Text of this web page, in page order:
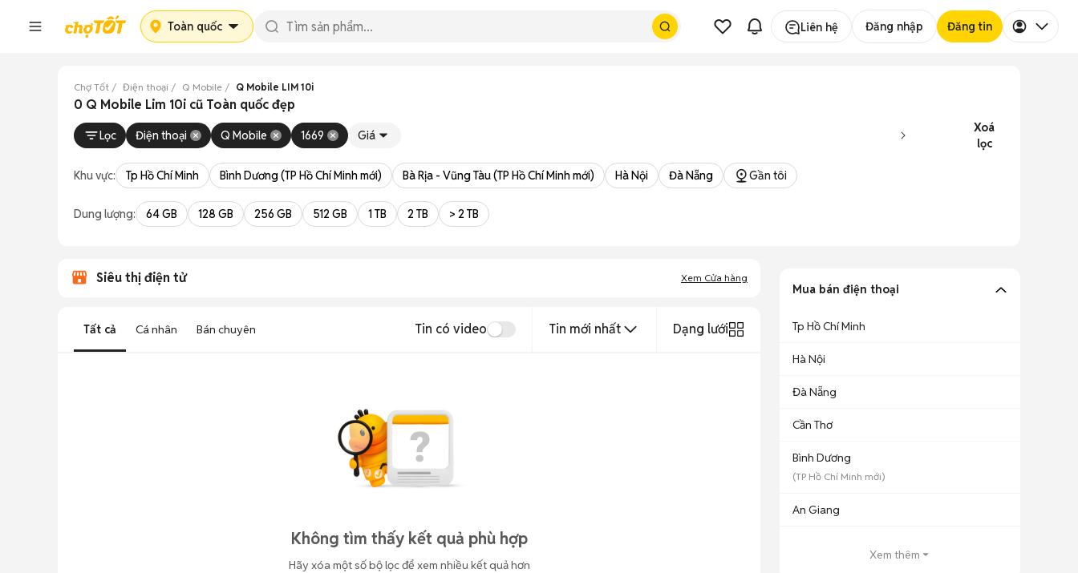
Toàn quốc Liên hệ Đăng nhập Đăng tin
Chợ Tốt Điện thoại Q Mobile Q Mobile LIM 10i
0 Q Mobile Lim 10i cũ Toàn quốc đẹp
Lọc Điện thoại Q Mobile 1669 Giá
Xoá
lọc
Khu vực: Tp Hồ Chí Minh Bình Dương (TP Hồ Chí Minh mới) Bà Rịa - Vũng Tàu (TP Hồ Chí Minh mới) Hà Nội Đà Nẵng Gần tôi
Dung lượng: 64 GB 128 GB 256 GB 512 GB 1 TB 2 TB > 2 TB
Siêu thị điện tử Xem Cửa hàng
Tất cả Cá nhân Bán chuyên Tin có video Tin mới nhất Dạng lưới
Không tìm thấy kết quả phù hợp
Hãy xóa một số bộ lọc để xem nhiều kết quả hơn
Mua bán điện thoại
Tp Hồ Chí Minh
Hà Nội
Đà Nẵng
Cần Thơ
Bình Dương
(TP Hồ Chí Minh mới)
An Giang
Xem thêm